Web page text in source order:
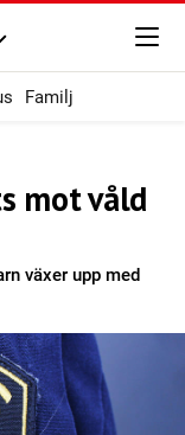
Familj
mot våld
växer upp med